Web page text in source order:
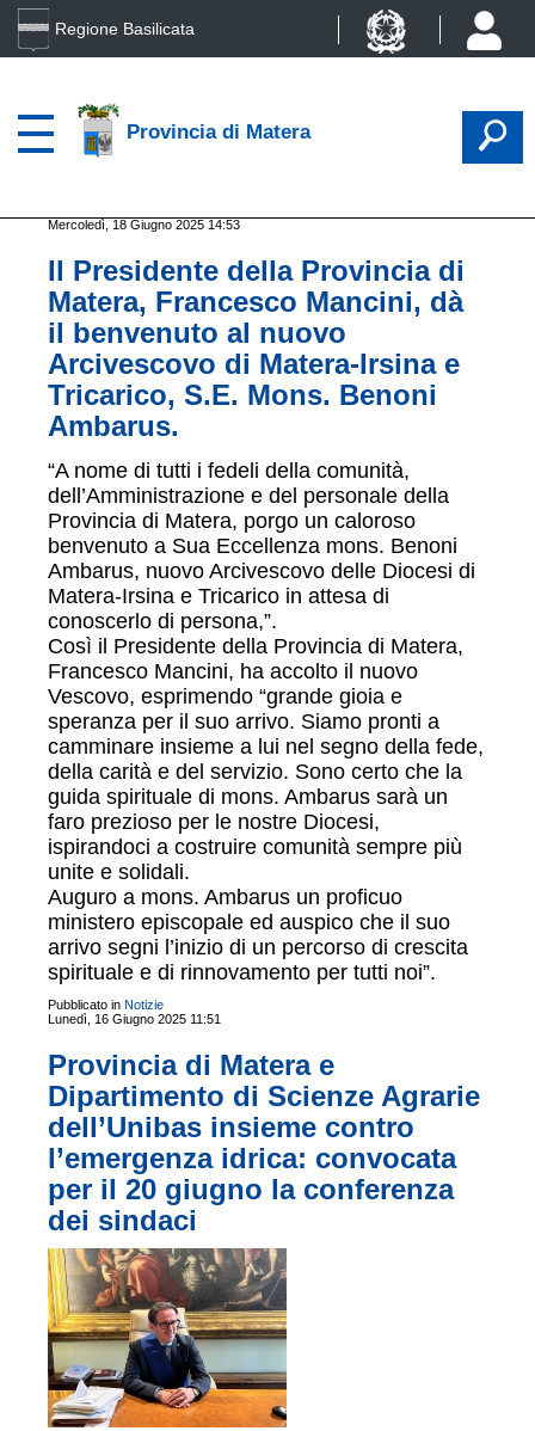
Regione Basilicata
Provincia di Matera
Mercoledì, 18 Giugno 2025 14:53
Il Presidente della Provincia di
Matera, Francesco Mancini, dà
il benvenuto al nuovo
Arcivescovo di Matera-Irsina e
Tricarico, S.E. Mons. Benoni
Ambarus.
“A nome di tutti i fedeli della comunità,
dell’Amministrazione e del personale della
Provincia di Matera, porgo un caloroso
benvenuto a Sua Eccellenza mons. Benoni
Ambarus, nuovo Arcivescovo delle Diocesi di
Matera-Irsina e Tricarico in attesa di
conoscerlo di persona,”.
Così il Presidente della Provincia di Matera,
Francesco Mancini, ha accolto il nuovo
Vescovo, esprimendo “grande gioia e
speranza per il suo arrivo. Siamo pronti a
camminare insieme a lui nel segno della fede,
della carità e del servizio. Sono certo che la
guida spirituale di mons. Ambarus sarà un
faro prezioso per le nostre Diocesi,
ispirandoci a costruire comunità sempre più
unite e solidali.
Auguro a mons. Ambarus un proficuo
ministero episcopale ed auspico che il suo
arrivo segni l’inizio di un percorso di crescita
spirituale e di rinnovamento per tutti noi”.
Pubblicato in Notizie
Lunedì, 16 Giugno 2025 11:51
Provincia di Matera e
Dipartimento di Scienze Agrarie
dell’Unibas insieme contro
l’emergenza idrica: convocata
per il 20 giugno la conferenza
dei sindaci